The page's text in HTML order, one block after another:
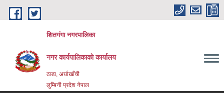
Skip to main content
शितगंगा नगरपालिका
नगर कार्यपालिकाकाे कार्यालय
ठाडा, अर्घाखाँची
लुम्बिनी प्रदेश नेपाल